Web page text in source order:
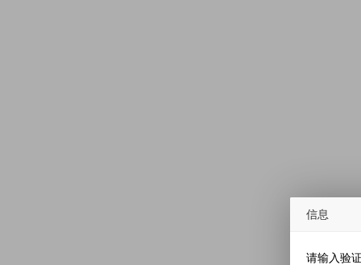
信息
请输入验